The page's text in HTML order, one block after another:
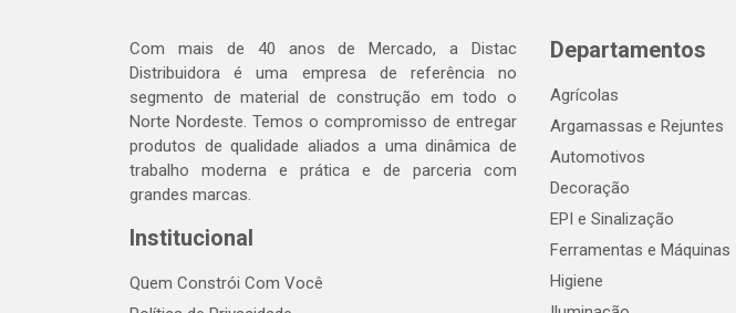
Com mais de 40 anos de Mercado, a Distac
Distribuidora é uma empresa de referência no
segmento de material de construção em todo o
Norte Nordeste. Temos o compromisso de entregar
produtos de qualidade aliados a uma dinâmica de
trabalho moderna e prática e de parceria com
grandes marcas.
Institucional
Quem Constrói Com Você
Departamentos
Agrícolas
Argamassas e Rejuntes
Automotivos
Decoração
EPI e Sinalização
Ferramentas e Máquinas
Higiene